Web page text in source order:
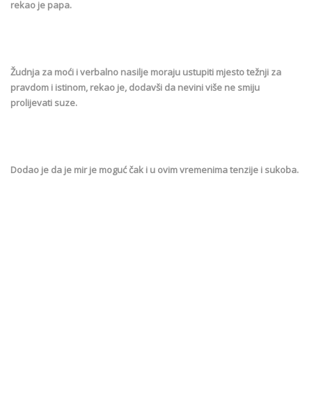
rekao je papa.
Žudnja za moći i verbalno nasilje moraju ustupiti mjesto težnji za
pravdom i istinom, rekao je, dodavši da nevini više ne smiju
prolijevati suze.
Dodao je da je mir je moguć čak i u ovim vremenima tenzije i sukoba.